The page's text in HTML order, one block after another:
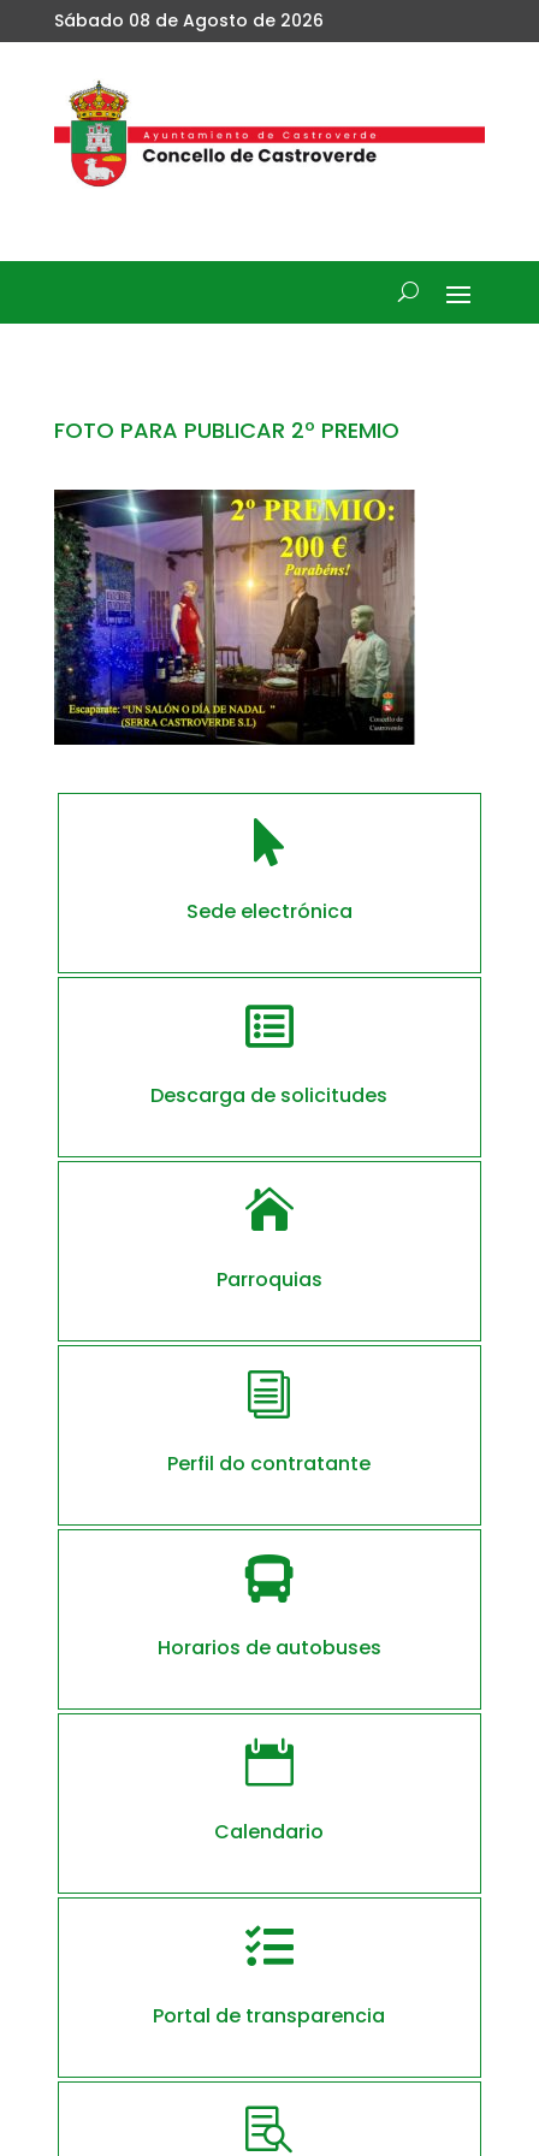
Sábado 08 de Agosto de 2026
FOTO PARA PUBLICAR 2º PREMIO

Sede electrónica

Descarga de solicitudes

Parroquias
i
Perfil do contratante

Horarios de autobuses

Calendario

Portal de transparencia
